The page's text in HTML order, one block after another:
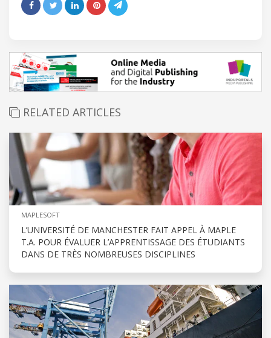
RELATED ARTICLES
MAPLESOFT
L’UNIVERSITÉ DE MANCHESTER FAIT APPEL À MAPLE
T.A. POUR ÉVALUER L’APPRENTISSAGE DES ÉTUDIANTS
DANS DE TRÈS NOMBREUSES DISCIPLINES